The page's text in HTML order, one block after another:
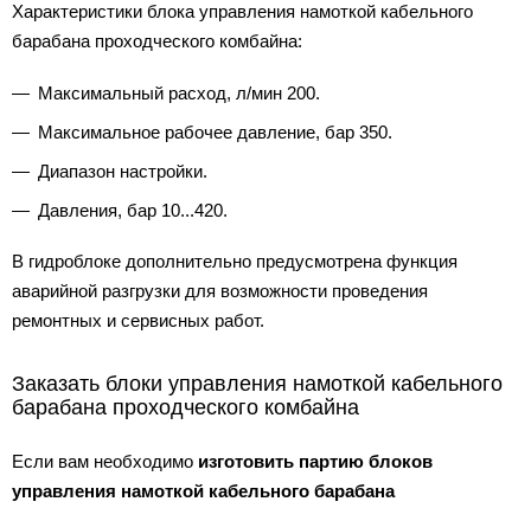
Характеристики блока управления намоткой кабельного
барабана проходческого комбайна:
Максимальный расход, л/мин 200.
Максимальное рабочее давление, бар 350.
Диапазон настройки.
Давления, бар 10...420.
В гидроблоке дополнительно предусмотрена функция
аварийной разгрузки для возможности проведения
ремонтных и сервисных работ.
Заказать блоки управления намоткой кабельного
барабана проходческого комбайна
Если вам необходимо изготовить партию блоков
управления намоткой кабельного барабана